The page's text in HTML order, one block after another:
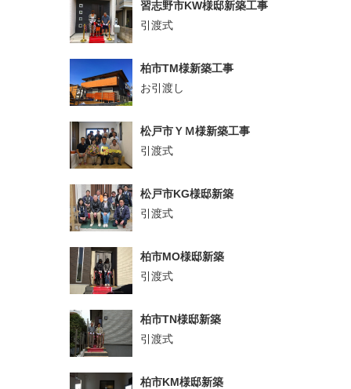
習志野市KW様邸新築工事
引渡式
柏市TM様新築工事
お引渡し
松戸市ＹＭ様新築工事
引渡式
松戸市KG様邸新築
引渡式
柏市MO様邸新築
引渡式
柏市TN様邸新築
引渡式
柏市KM様邸新築